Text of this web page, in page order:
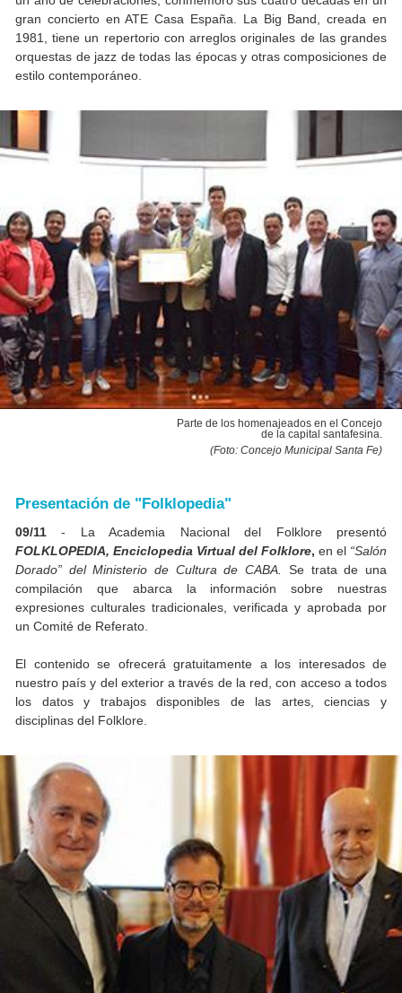
gran concierto en ATE Casa España. La Big Band, creada en
1981, tiene un repertorio con arreglos originales de las grandes
orquestas de jazz de todas las épocas y otras composiciones de
estilo contemporáneo.
Parte de los homenajeados en el Concejo
de la capital santafesina.
(Foto: Concejo Municipal Santa Fe)
Presentación de "Folklopedia"
09/11 - La Academia Nacional del Folklore presentó
FOLKLOPEDIA, Enciclopedia Virtual del Folklore, en el “Salón
Dorado” del Ministerio de Cultura de CABA
Se trata de una
compilación que abarca la información sobre nuestras
expresiones culturales tradicionales, verificada y aprobada por
un Comité de Referato.
El contenido se ofrecerá gratuitamente a los interesados de
nuestro país y del exterior a través de la red, con acceso a todos
los datos y trabajos disponibles de las artes, ciencias y
disciplinas del Folklore.